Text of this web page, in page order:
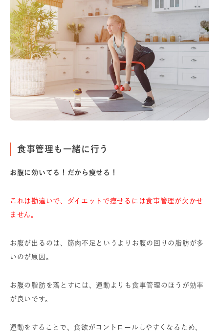
食事管理も一緒に行う
お腹に効いてる！だから痩せる！
これは勘違いで、ダイエットで痩せるには食事管理が欠かせ
ません。
お腹が出るのは、筋肉不足というよりお腹の回りの脂肪が多
いのが原因。
お腹の脂肪を落とすには、運動よりも食事管理のほうが効率
が良いです。
運動をすることで、食欲がコントロールしやすくなるため、